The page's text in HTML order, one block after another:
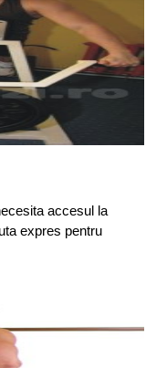
accesul la
expres pentru